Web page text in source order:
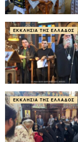
ΕΚΚΛΗΣΊΑ ΤΗΣ ΕΛΛΆΔΟΣ
ΕΚΚΛΗΣΊΑ ΤΗΣ ΕΛΛΆΔΟΣ